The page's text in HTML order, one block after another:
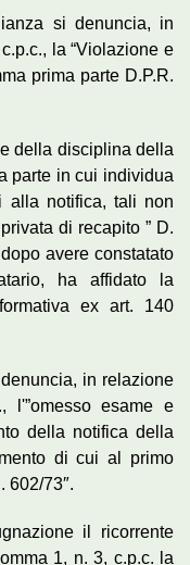
si denuncia, in
la “Violazione e
prima parte D.P.R.
della disciplina della
parte in cui individua
alla notifica, tali non
di recapito ” D.
avere constatato
ha affidato la
ex art. 140
in relazione
l'”omesso esame e
della notifica della
di cui al primo
602/73″.
il ricorrente
1, n. 3, c.p.c. la